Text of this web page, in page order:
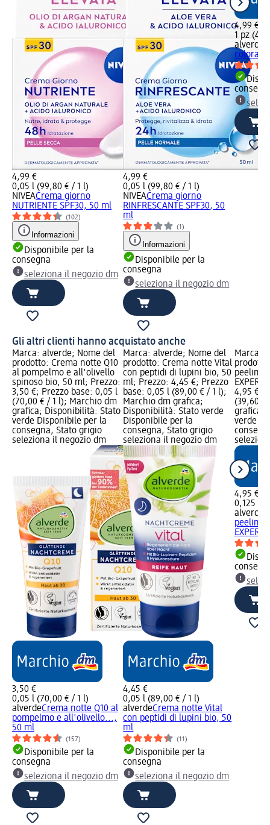
4,99 €
0,05 l (99,80 € / 1 l)
NIVEACrema giorno
NUTRIENTE SPF30, 50 ml
(102)
Informazioni
Disponibile per la
consegna
seleziona il negozio dm
4,99 €
0,05 l (99,80 € / 1 l)
NIVEACrema giorno
RINFRESCANTE SPF30, 50
ml
(1)
Informazioni
Disponibile per la
consegna
seleziona il negozio dm
4,99 €
1 pz
alverde
Gli altri clienti hanno acquistato anche
Marca: alverde; Nome del
prodotto: Crema notte Q10
al pompelmo e all'olivello
spinoso bio, 50 ml; Prezzo:
3,50 €; Prezzo base: 0,05 l
(70,00 € / 1 l); Marchio dm
grafica; Disponibilità: Stato
verde Disponibile per la
consegna, Stato grigio
seleziona il negozio dm
3,50 €
0,05 l (70,00 € / 1 l)
alverdeCrema notte Q10 al
pompelmo e all'olivello...,
50 ml
(157)
Disponibile per la
consegna
seleziona il negozio dm
Marca: alverde; Nome del
prodotto: Crema notte Vital
con peptidi di lupini bio, 50
ml; Prezzo: 4,45 €; Prezzo
base: 0,05 l (89,00 € / 1 l);
Marchio dm grafica;
Disponibilità: Stato verde
Disponibile per la
consegna, Stato grigio
seleziona il negozio dm
4,45 €
0,05 l (89,00 € / 1 l)
alverdeCrema notte Vital
con peptidi di lupini bio, 50
ml
(11)
Disponibile per la
consegna
seleziona il negozio dm
Marca:
peeling
4,95 €;
(39,60 €
grafica;
verde
4,95 €
0,125 l
alverde
peeling